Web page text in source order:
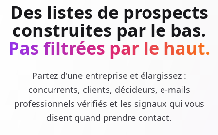
Des listes de prospects
construites par le bas.
Pas filtrées par le haut.
Partez d'une entreprise et élargissez :
concurrents, clients, décideurs, e-mails
professionnels vérifiés et les signaux qui vous
disent quand prendre contact.